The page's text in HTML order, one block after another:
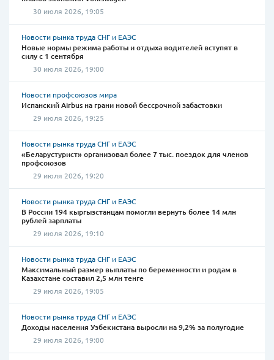
30 июля 2026, 19:05
Новости рынка труда СНГ и ЕАЭС
Новые нормы режима работы и отдыха водителей вступят в
силу с 1 сентября
30 июля 2026, 19:00
Новости профсоюзов мира
Испанский Airbus на грани новой бессрочной забастовки
29 июля 2026, 19:25
Новости рынка труда СНГ и ЕАЭС
«Беларустурист» организовал более 7 тыс. поездок для членов
профсоюзов
29 июля 2026, 19:20
Новости рынка труда СНГ и ЕАЭС
В России 194 кыргызстанцам помогли вернуть более 14 млн
рублей зарплаты
29 июля 2026, 19:10
Новости рынка труда СНГ и ЕАЭС
Максимальный размер выплаты по беременности и родам в
Казахстане составил 2,5 млн тенге
29 июля 2026, 19:05
Новости рынка труда СНГ и ЕАЭС
Доходы населения Узбекистана выросли на 9,2% за полугодие
29 июля 2026, 19:00